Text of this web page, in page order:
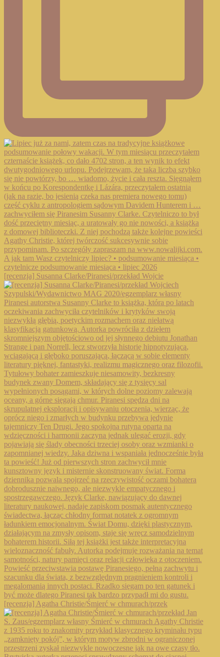
[recenzja] Susanna Clarke/Piranesi/przekład Wojcie
[recenzja] Agatha Christie/Śmierć w chmurach/przek